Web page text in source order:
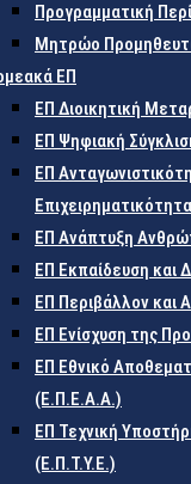
Προγραμματική
Μητρώο
ΕΠ
ΕΠ Διοικητική
ΕΠ Ψηφιακή
ΕΠ
Επιχειρηματικότητα
ΕΠ Ανάπτυξη
ΕΠ Εκπαίδευση και
ΕΠ Περιβάλλον και
ΕΠ Ενίσχυση της
ΕΠ Εθνικό
(Ε.Π.Ε.Α.Α.)
ΕΠ Τεχνική
(Ε.Π.Τ.Υ.Ε.)